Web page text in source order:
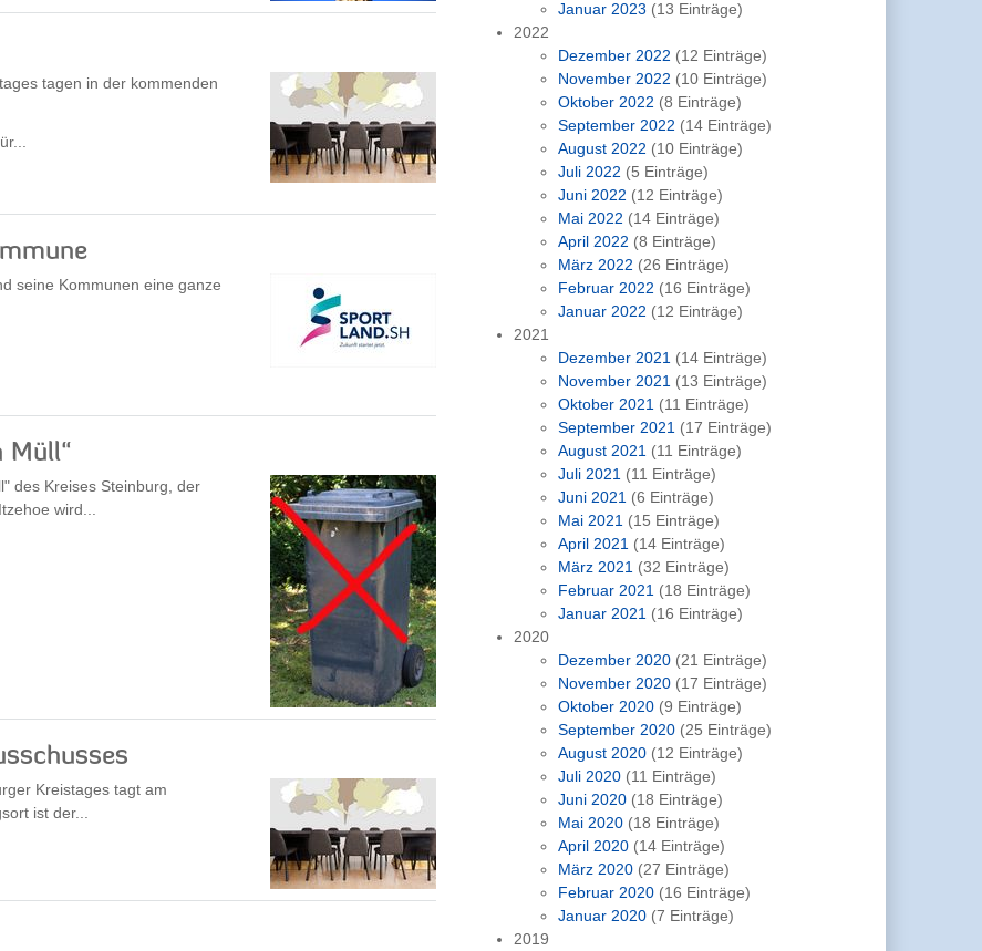
tagen in der kommenden
seine Kommunen eine ganze
Müll“
des Kreises Steinburg, der
wird...
Kreistages tagt am
ist der...
Januar 2023 (13 Einträge)
2022
Dezember 2022 (12 Einträge)
November 2022 (10 Einträge)
Oktober 2022 (8 Einträge)
September 2022 (14 Einträge)
August 2022 (10 Einträge)
Juli 2022 (5 Einträge)
Juni 2022 (12 Einträge)
Mai 2022 (14 Einträge)
April 2022 (8 Einträge)
März 2022 (26 Einträge)
Februar 2022 (16 Einträge)
Januar 2022 (12 Einträge)
2021
Dezember 2021 (14 Einträge)
November 2021 (13 Einträge)
Oktober 2021 (11 Einträge)
September 2021 (17 Einträge)
August 2021 (11 Einträge)
Juli 2021 (11 Einträge)
Juni 2021 (6 Einträge)
Mai 2021 (15 Einträge)
April 2021 (14 Einträge)
März 2021 (32 Einträge)
Februar 2021 (18 Einträge)
Januar 2021 (16 Einträge)
2020
Dezember 2020 (21 Einträge)
November 2020 (17 Einträge)
Oktober 2020 (9 Einträge)
September 2020 (25 Einträge)
August 2020 (12 Einträge)
Juli 2020 (11 Einträge)
Juni 2020 (18 Einträge)
Mai 2020 (18 Einträge)
April 2020 (14 Einträge)
März 2020 (27 Einträge)
Februar 2020 (16 Einträge)
Januar 2020 (7 Einträge)
2019